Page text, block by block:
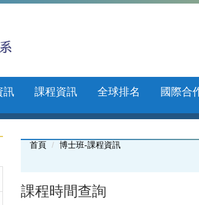
訊 課程資訊 全球排名 國際合
首頁 博士班-課程資訊
課程時間查詢